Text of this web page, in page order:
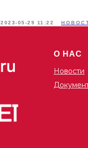
2023-05-29 11:22
О НАС
Новости